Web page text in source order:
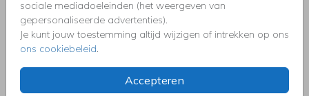
sociale mediadoeleinden (het weergeven van
gepersonaliseerde advertenties).
Je kunt jouw toestemming altijd wijzigen of intrekken op ons
ons cookiebeleid.
Accepteren
Uitnodiging kinderfeestje wit met zwarte sterren, labelprint
kraft en holografische folie.
Collectie
Uitnodigingen kinderfeestje, doopfeest, babyshower,
communie, geslaagd, high tea, housewarming, jubileum,